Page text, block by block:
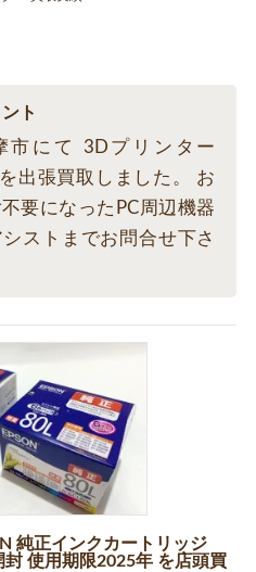
ト
市にて 3Dプリンター
出張買取しました。 お
要になったPC周辺機器
ストまでお問合せ下さ
純正インクカートリッジ
使用期限2025年 を店頭買